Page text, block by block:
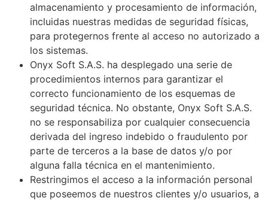
almacenamiento y procesamiento de información,
incluidas nuestras medidas de seguridad físicas,
para protegernos frente al acceso no autorizado a
los sistemas.
Onyx Soft S.A.S. ha desplegado una serie de
procedimientos internos para garantizar el
correcto funcionamiento de los esquemas de
seguridad técnica. No obstante, Onyx Soft S.A.S.
no se responsabiliza por cualquier consecuencia
derivada del ingreso indebido o fraudulento por
parte de terceros a la base de datos y/o por
alguna falla técnica en el mantenimiento.
Restringimos el acceso a la información personal
que poseemos de nuestros clientes y/o usuarios, a